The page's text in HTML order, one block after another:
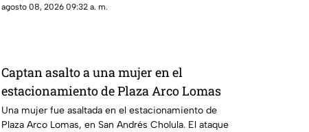
agosto 08, 2026 09:32 a. m.
Captan asalto a una mujer en el
estacionamiento de Plaza Arco Lomas
Una mujer fue asaltada en el estacionamiento de
Plaza Arco Lomas, en San Andrés Cholula. El ataque